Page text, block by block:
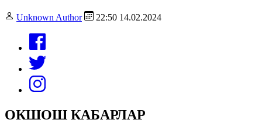
Unknown Author 22:50 14.02.2024
ОКШОШ КАБАРЛАР